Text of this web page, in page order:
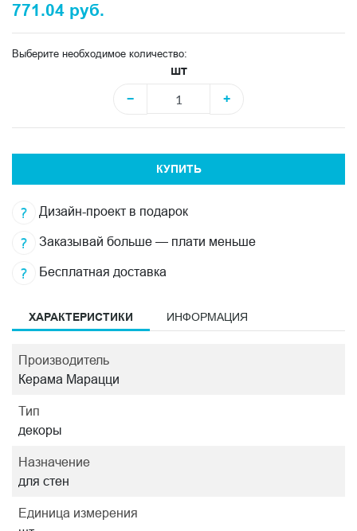
771.04 руб.
Выберите необходимое количество:
шт
−
+
КУПИТЬ
Дизайн-проект в подарок
Заказывай больше — плати меньше
Бесплатная доставка
ХАРАКТЕРИСТИКИ ИНФОРМАЦИЯ
Производитель
Керама Марацци
Тип
декоры
Назначение
для стен
Единица измерения